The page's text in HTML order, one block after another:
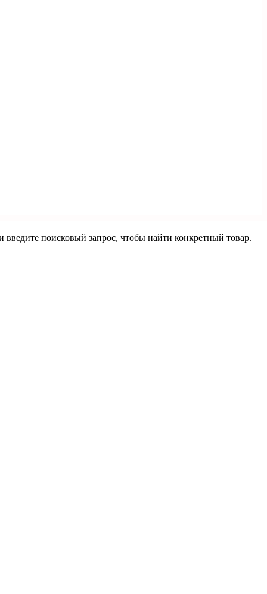
поисковый запрос, чтобы найти конкретный товар.